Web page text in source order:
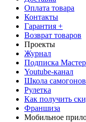
Оплата товара
Контакты
Гарантия +
Возврат товаров
Проекты
Журнал
Подписка Мастер
Youtube-канал
Школа
Рулетка
Как получить
Франшиза
Мобильное